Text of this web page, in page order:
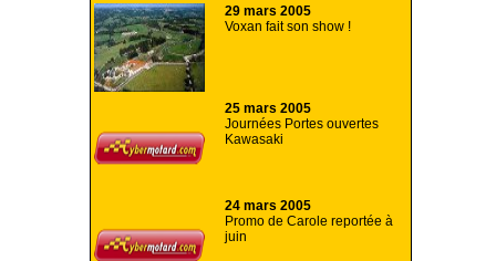
29 mars 2005
Voxan fait son show !
25 mars 2005
Journées Portes ouvertes
Kawasaki
24 mars 2005
Promo de Carole reportée à
juin